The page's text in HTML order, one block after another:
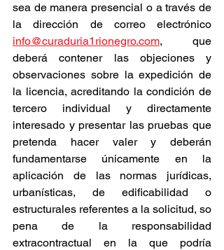
sea de manera presencial o a través de
info@curaduria1rionegro.com, que
deberá contener las objeciones y
observaciones sobre la expedición de
la licencia, acreditando la condición de
tercero individual y directamente
interesado y presentar las pruebas que
pretenda hacer valer y deberán
fundamentarse únicamente en la
aplicación de las normas jurídicas,
urbanísticas, de edificabilidad o
estructurales referentes a la solicitud, so
pena de la responsabilidad
extracontractual en la que podría